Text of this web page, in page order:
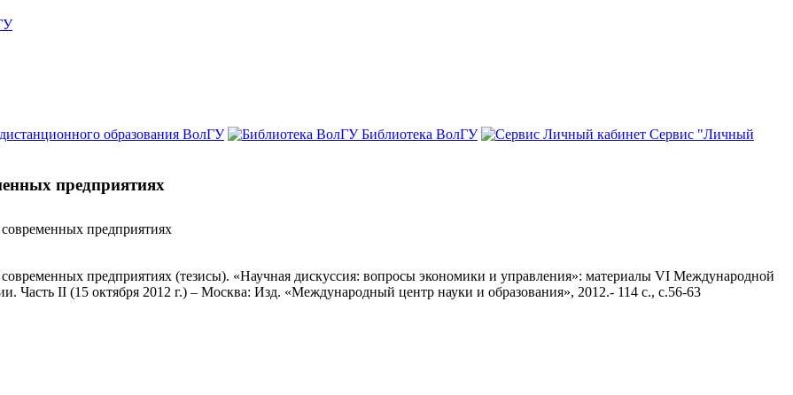
образования ВолГУ Библиотека ВолГУ
Сервис "Личный
предприятиях
предприятиях
предприятиях (тезисы). «Научная дискуссия: вопросы экономики и управления»: материалы VI Международной
Часть II (15 октября 2012 г.) – Москва: Изд. «Международный центр науки и образования», 2012.- 114 с., с.56-63